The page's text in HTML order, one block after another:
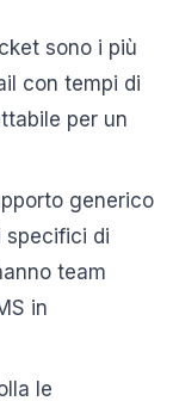
sono i più
con tempi di
per un
generico
specifici di
team
in
le